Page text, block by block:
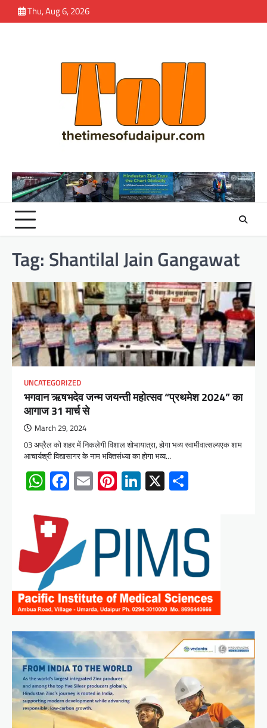
to
Thu, Aug 6, 2026
Tag: Shantilal Jain Gangawat
UNCATEGORIZED
भगवान ऋषभदेव जन्म जयन्ती महोत्सव “प्रथमेश 2024” का
आगाज 31 मार्च से
March 29, 2024
03 अप्रैल को शहर में निकलेगी विशाल शोभायात्रा, होगा भव्य स्वामीवात्सल्यएक शाम
आचार्यश्री विद्यासागर के नाम भक्तिसंध्या का होगा भव्य…
WhatsApp
Facebook
EmailPinterest
LinkedIn
X